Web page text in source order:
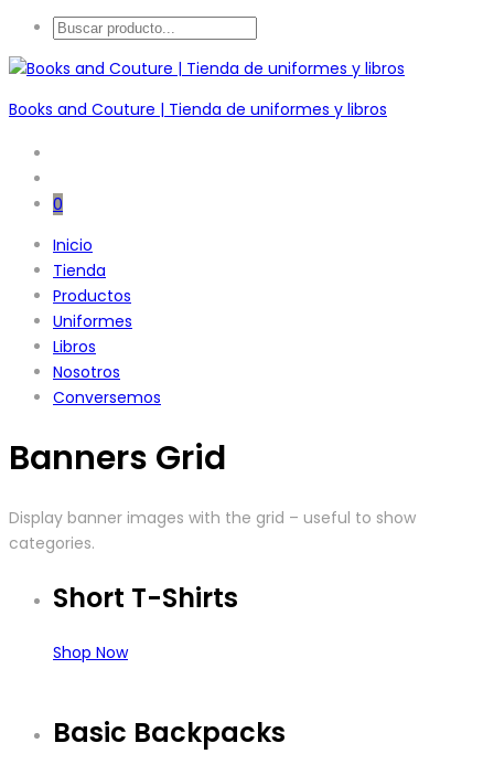
Books and Couture | Tienda de uniformes y libros
0
Inicio
Tienda
Productos
Uniformes
Libros
Nosotros
Conversemos
Banners Grid
Display banner images with the grid – useful to show
categories.
Short T-Shirts
Shop Now
Basic Backpacks